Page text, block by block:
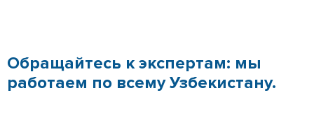
Обращайтесь к экспертам: мы
работаем по всему Узбекистану.